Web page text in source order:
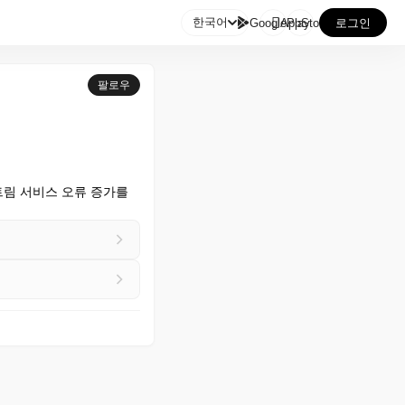
한국어 GooglePlay
AppStore 로그인
팔로우
서비스 오류 증가를